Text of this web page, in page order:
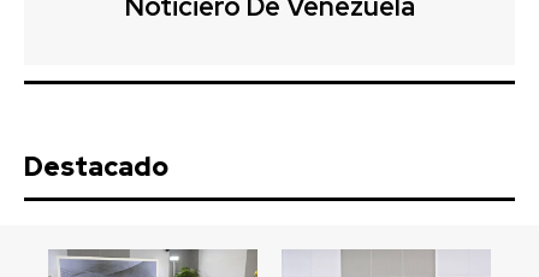
Noticiero De Venezuela
Destacado